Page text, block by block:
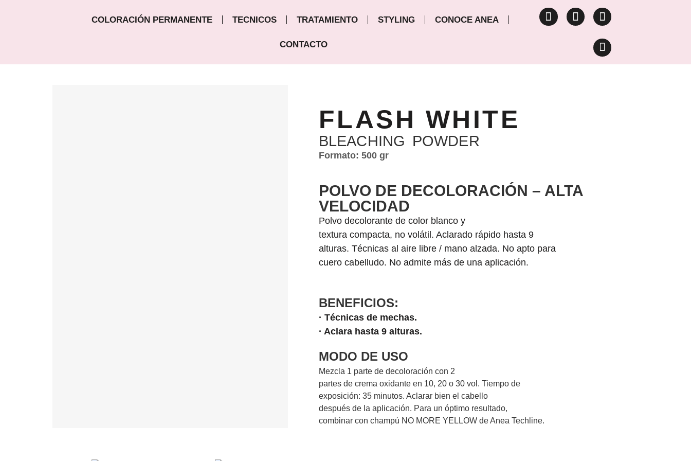
COLORACIÓN PERMANENTE TECNICOS TRATAMIENTO STYLING CONOCE ANEA
CONTACTO
FLASH WHITE
BLEACHING POWDER
Formato: 500 gr
POLVO DE DECOLORACIÓN – ALTA
VELOCIDAD
Polvo decolorante de color blanco y
textura compacta, no volátil. Aclarado rápido hasta 9
alturas. Técnicas al aire libre / mano alzada. No apto para
cuero cabelludo. No admite más de una aplicación.
BENEFICIOS:
· Técnicas de mechas.
· Aclara hasta 9 alturas.
MODO DE USO
Mezcla 1 parte de decoloración con 2
partes de crema oxidante en 10, 20 o 30 vol. Tiempo de
exposición: 35 minutos. Aclarar bien el cabello
después de la aplicación. Para un óptimo resultado,
combinar con champú NO MORE YELLOW de Anea Techline.